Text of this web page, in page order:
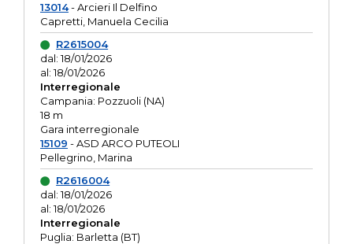
13014- Arcieri Il Delfino
Capretti, Manuela Cecilia
R2615004
dal: 18/01/2026
al: 18/01/2026
Interregionale
Campania: Pozzuoli (NA)
18 m
Gara interregionale
15109 - ASD ARCO PUTEOLI
Pellegrino, Marina
R2616004
dal: 18/01/2026
al: 18/01/2026
Interregionale
Puglia: Barletta (BT)